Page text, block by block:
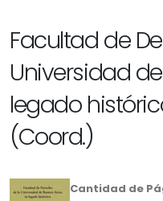
Facultad de
Universidad
legado
(Coord.)
Cantidad de